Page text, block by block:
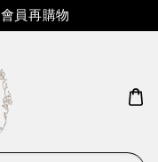
員再購物